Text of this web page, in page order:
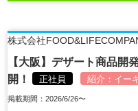
株式会社
【大阪】デザート商品開
開！
正社員 紹介： イー
掲載期間：2026/6/26〜